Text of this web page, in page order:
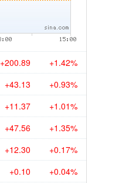
+200.89 +1.42%
+43.13 +0.93%
+11.37 +1.01%
+47.56 +1.35%
+12.30 +0.17%
+0.10 +0.04%